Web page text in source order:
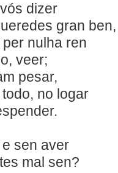
dizer
gran ben,
nulha ren
veer;
ey gram
no logar
sen aver
mal sen?